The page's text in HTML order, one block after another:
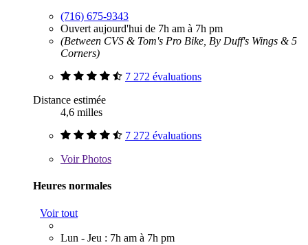
(716) 675-9343
Ouvert aujourd'hui de 7h am à 7h pm
(Between CVS & Tom's Pro Bike, By Duff's Wings & 5
Corners)
7 272 évaluations
Distance estimée
4,6 milles
7 272 évaluations
VoirPhotos
Heures normales
Voir tout
Lun - Jeu : 7h am à 7h pm